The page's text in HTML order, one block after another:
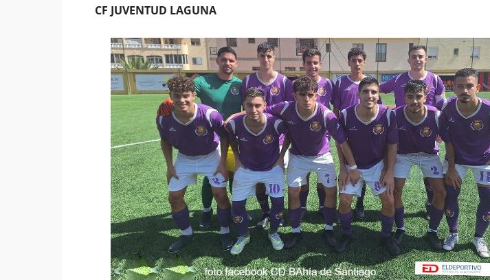
CF JUVENTUD LAGUNA